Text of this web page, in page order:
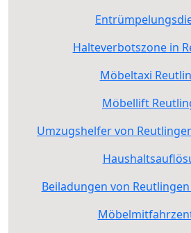
Halteverbotszone in
Möbeltaxi
Möbellift
Umzugshelfer von
Beiladungen von